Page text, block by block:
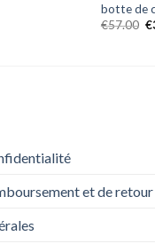
botte de
€57.00 €
et de retour